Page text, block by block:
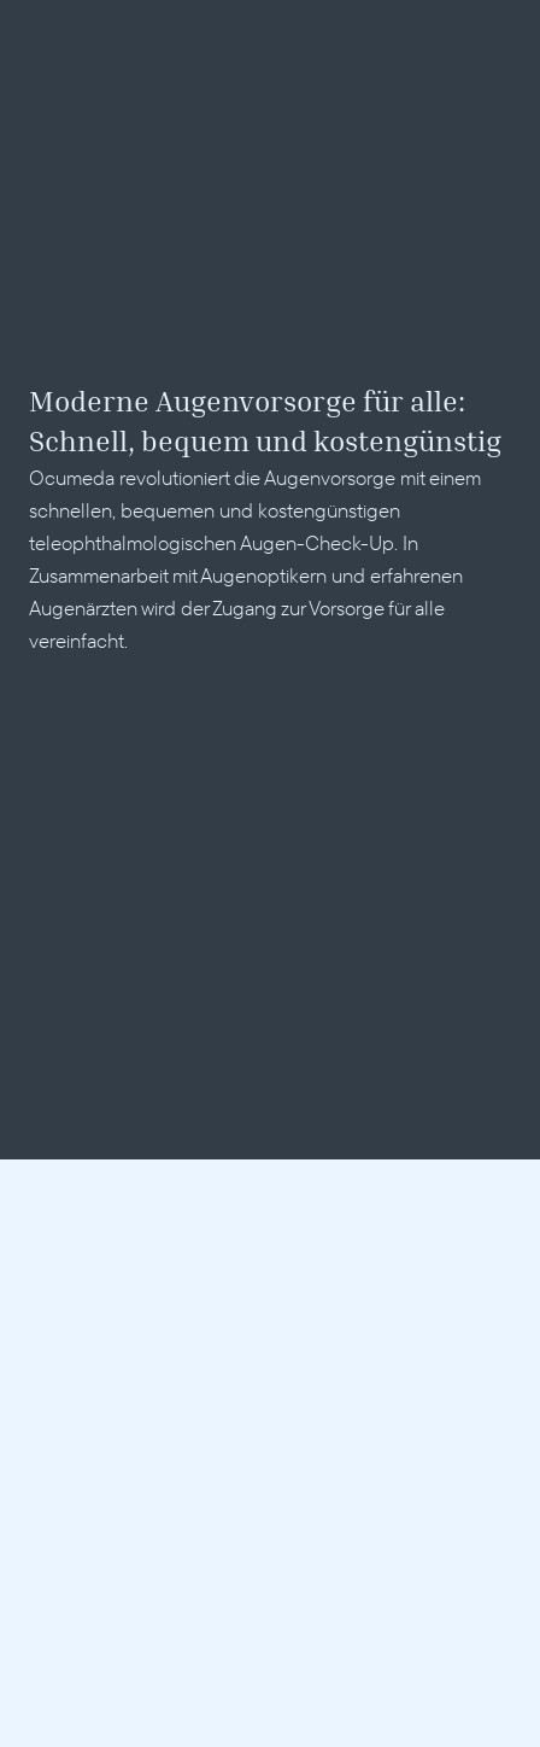
Moderne Augenvorsorge für alle:
Schnell, bequem und kostengünstig
Ocumeda revolutioniert die Augenvorsorge mit einem
schnellen, bequemen und kostengünstigen
teleophthalmologischen Augen-Check-Up. In
Zusammenarbeit mit Augenoptikern und erfahrenen
Augenärzten wird der Zugang zur Vorsorge für alle
vereinfacht.